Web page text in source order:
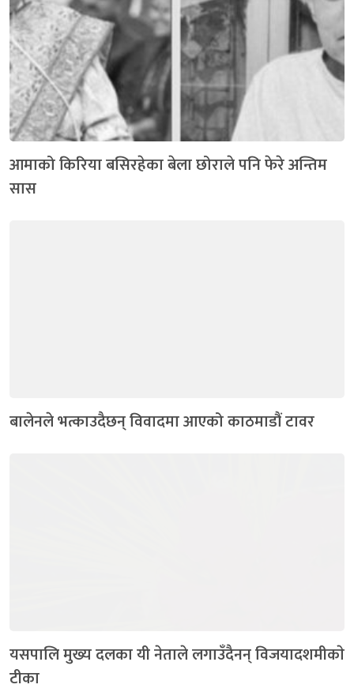
आमाको किरिया बसिरहेका बेला छोराले पनि फेरे अन्तिम
सास
बालेनले भत्काउदैछन् विवादमा आएको काठमाडौं टावर
यसपालि मुख्य दलका यी नेताले लगाउँदैनन् विजयादशमीकाे
टीका